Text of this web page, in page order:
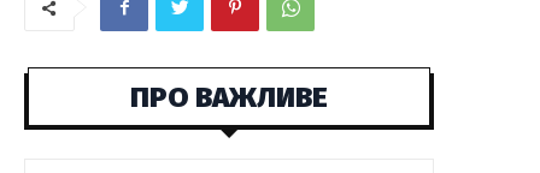
ПРО ВАЖЛИВЕ